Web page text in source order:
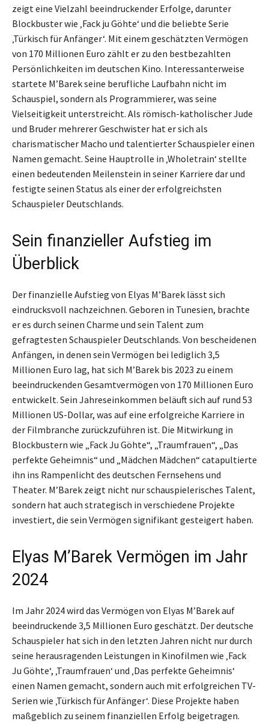
zeigt eine Vielzahl beeindruckender Erfolge, darunter
Blockbuster wie ‚Fack ju Göhte‘ und die beliebte Serie
‚Türkisch für Anfänger‘. Mit einem geschätzten Vermögen
von 170 Millionen Euro zählt er zu den bestbezahlten
Persönlichkeiten im deutschen Kino. Interessanterweise
startete M’Barek seine berufliche Laufbahn nicht im
Schauspiel, sondern als Programmierer, was seine
Vielseitigkeit unterstreicht. Als römisch-katholischer Jude
und Bruder mehrerer Geschwister hat er sich als
charismatischer Macho und talentierter Schauspieler einen
Namen gemacht. Seine Hauptrolle in ‚Wholetrain‘ stellte
einen bedeutenden Meilenstein in seiner Karriere dar und
festigte seinen Status als einer der erfolgreichsten
Schauspieler Deutschlands.
Sein finanzieller Aufstieg im
Überblick
Der finanzielle Aufstieg von Elyas M’Barek lässt sich
eindrucksvoll nachzeichnen. Geboren in Tunesien, brachte
er es durch seinen Charme und sein Talent zum
gefragtesten Schauspieler Deutschlands. Von bescheidenen
Anfängen, in denen sein Vermögen bei lediglich 3,5
Millionen Euro lag, hat sich M’Barek bis 2023 zu einem
beeindruckenden Gesamtvermögen von 170 Millionen Euro
entwickelt. Sein Jahreseinkommen beläuft sich auf rund 53
Millionen US-Dollar, was auf eine erfolgreiche Karriere in
der Filmbranche zurückzuführen ist. Die Mitwirkung in
Blockbustern wie „Fack Ju Göhte“, „Traumfrauen“, „Das
perfekte Geheimnis“ und „Mädchen Mädchen“ catapultierte
ihn ins Rampenlicht des deutschen Fernsehens und
Theater. M’Barek zeigt nicht nur schauspielerisches Talent,
sondern hat auch strategisch in verschiedene Projekte
investiert, die sein Vermögen signifikant gesteigert haben.
Elyas M’Barek Vermögen im Jahr
2024
Im Jahr 2024 wird das Vermögen von Elyas M’Barek auf
beeindruckende 3,5 Millionen Euro geschätzt. Der deutsche
Schauspieler hat sich in den letzten Jahren nicht nur durch
seine herausragenden Leistungen in Kinofilmen wie ‚Fack
Ju Göhte‘, ‚Traumfrauen‘ und ‚Das perfekte Geheimnis‘
einen Namen gemacht, sondern auch mit erfolgreichen TV-
Serien wie ‚Türkisch für Anfänger‘. Diese Projekte haben
maßgeblich zu seinem finanziellen Erfolg beigetragen.